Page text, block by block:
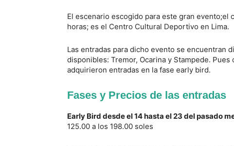
El escenario escogido para este gran evento;el
horas; es el Centro Cultural Deportivo en Lima.
Las entradas para dicho evento se encuentran
disponibles: Tremor, Ocarina y Stampede.
adquirieron entradas en la fase early bird.
Fases y Precios de las entradas
Early Bird desde el 14 hasta el 23 del pasado
125.00 a los 198.00 soles